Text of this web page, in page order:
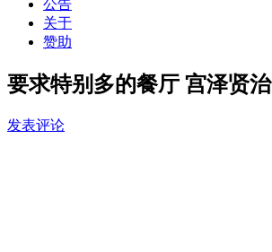
公告
关于
赞助
要求特别多的餐厅 宫泽贤治
发表评论